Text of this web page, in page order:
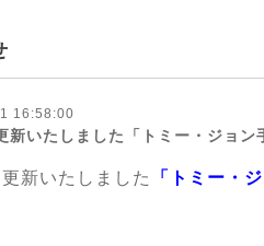
16:58:00
新いたしました「トミー・ジョ
新いたしました
「トミー・